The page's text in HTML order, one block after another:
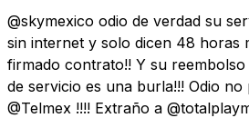
@skymexico odio de verdad su
sin internet y solo dicen 48 horas
firmado contrato!! Y su
de servicio es una burla!!! Odio
@Telmex !!!! Extraño a